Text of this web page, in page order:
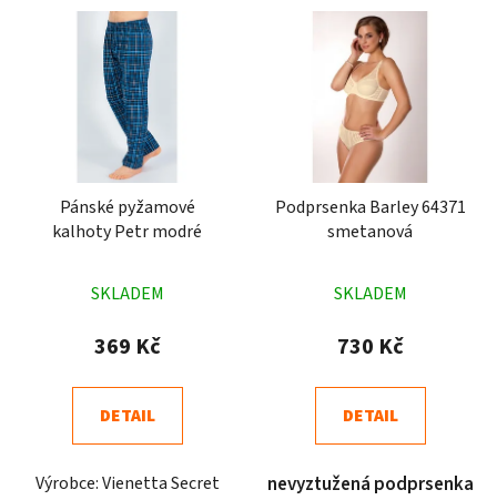
Pánské pyžamové
kalhoty Petr modré
hodnocení
produktu
4,3
z
hvězdiček.
SKLADEM
369 Kč
DETAIL
Výrobce: Vienetta Secret
Podprsenka Barley 64371
smetanová
hodnocení
produktu
4,6
z
hvězdiček.
SKLADEM
730 Kč
DETAIL
nevyztužená podprsenka